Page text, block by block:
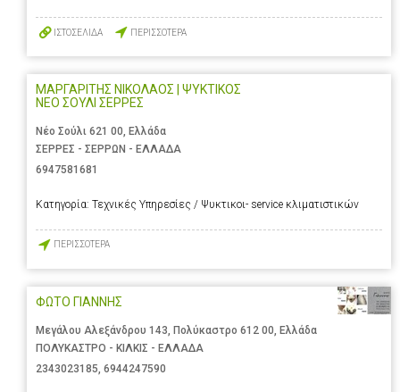
ΙΣΤΟΣΕΛΙΔΑ ΠΕΡΙΣΣΟΤΕΡΑ
ΜΑΡΓΑΡΙΤΗΣ ΝΙΚΟΛΑΟΣ | ΨΥΚΤΙΚΟΣ
ΝΕΟ ΣΟΥΛΙ ΣΕΡΡΕΣ
Νέο Σούλι 621 00, Ελλάδα
ΣΕΡΡΕΣ - ΣΕΡΡΩΝ - ΕΛΛΑΔΑ
6947581681
Κατηγορία: Τεχνικές Υπηρεσίες / Ψυκτικοι- service κλιματιστικών
ΠΕΡΙΣΣΟΤΕΡΑ
ΦΩΤΟ ΓΙΑΝΝΗΣ
Μεγάλου Αλεξάνδρου 143, Πολύκαστρο 612 00, Ελλάδα
ΠΟΛΥΚΑΣΤΡΟ - ΚΙΛΚΙΣ - ΕΛΛΑΔΑ
2343023185 6944247590